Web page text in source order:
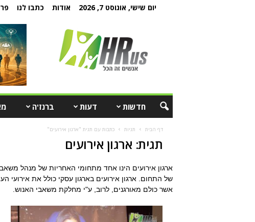
יום שישי, אוגוסט 7, 2026 אודות כתבו לנו
חדשות דעות ברנז'ה
דף הבית תגיות כתבות עם תגית "ארגון אירועים"
תגית: ארגון אירועים
ארגון אירועים הינו אחד מתחומי האחריות של מנהל
של התחום. ארגון אירועים בארגון עסקי כולל את אירועי
אשר כולם מאורגנים, לרוב, ע"י מחלקת משאבי האנוש.